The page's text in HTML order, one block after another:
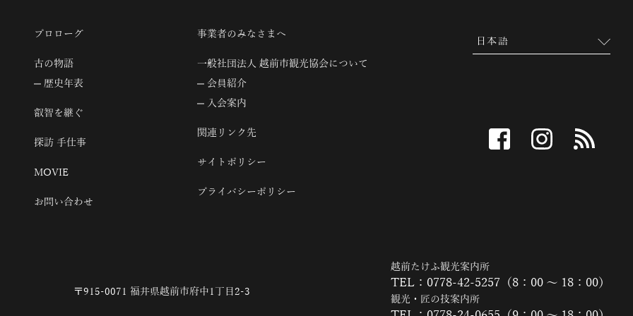
プロローグ
古の物語
歴史年表
叡智を継ぐ
探訪 手仕事
MOVIE
お問い合わせ
事業者のみなさまへ
一般社団法人 越前市観光協会について
会員紹介
入会案内
関連リンク先
サイトポリシー
プライバシーポリシー
facebook instagram
〒915-0071 福井県越前市府中1丁目2-3
越前たけふ観光案内所
TEL：0778-42-5257（8：00 ～ 18：00）
観光・匠の技案内所